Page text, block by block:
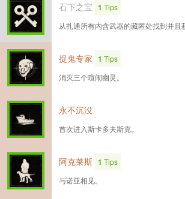
石下之宝 1 Tips
从扎通所有内含武器的藏匿处找到并且
捉鬼专家 1 Tips
消灭三个喧闹幽灵。
永不沉没
首次进入斯卡多夫斯克。
阿克莱斯 1 Tips
与诺亚相见。